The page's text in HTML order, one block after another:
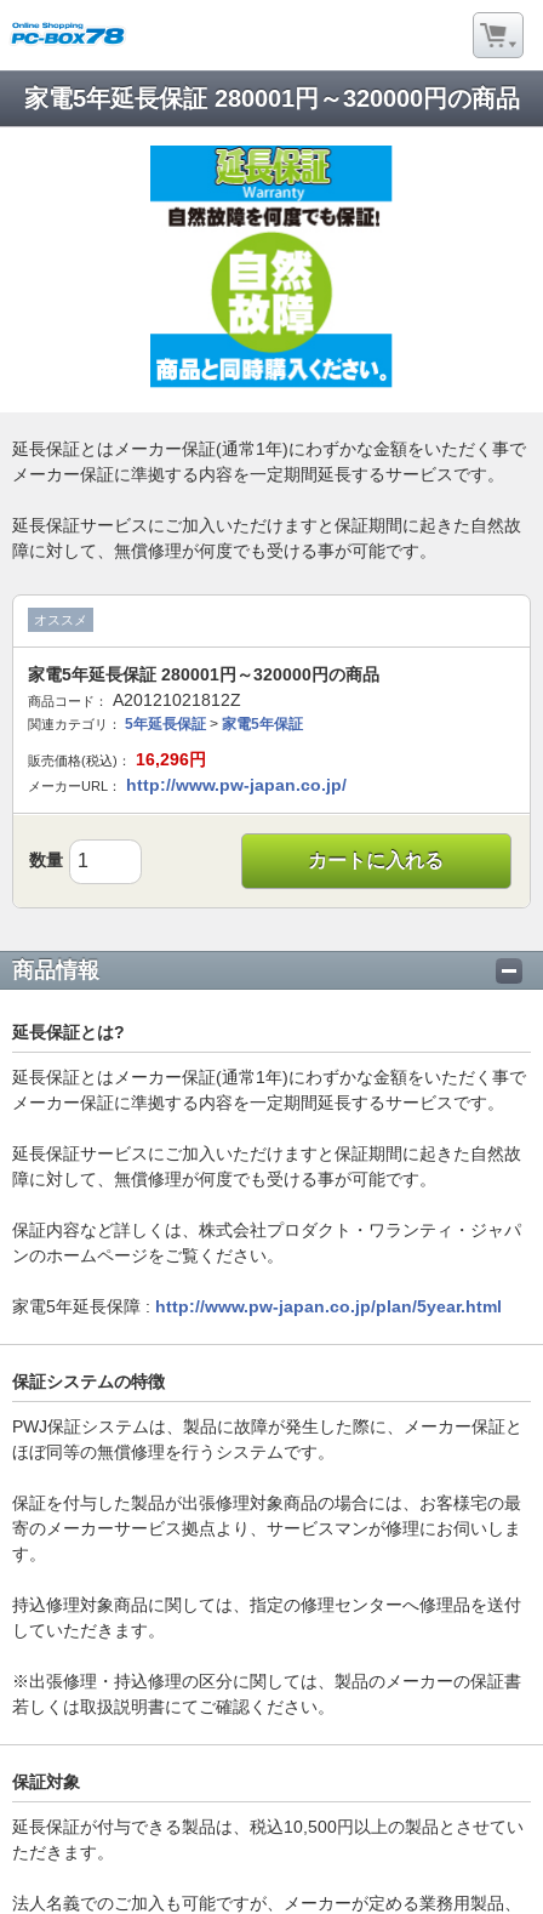
家電5年延長保証 280001円～320000円の商品
延長保証とはメーカー保証(通常1年)にわずかな金額をいただく事で
メーカー保証に準拠する内容を一定期間延長するサービスです。
延長保証サービスにご加入いただけますと保証期間に起きた自然故
障に対して、無償修理が何度でも受ける事が可能です。
オススメ
家電5年延長保証 280001円～320000円の商品
商品コード： A20121021812Z
関連カテゴリ： 5年延長保証 > 家電5年保証
販売価格(税込)： 16,296円
メーカーURL： http://www.pw-japan.co.jp/
数量 カートに入れる
商品情報
延長保証とは?
延長保証とはメーカー保証(通常1年)にわずかな金額をいただく事で
メーカー保証に準拠する内容を一定期間延長するサービスです。
延長保証サービスにご加入いただけますと保証期間に起きた自然故
障に対して、無償修理が何度でも受ける事が可能です。
保証内容など詳しくは、株式会社プロダクト・ワランティ・ジャパ
ンのホームページをご覧ください。
家電5年延長保障 : http://www.pw-japan.co.jp/plan/5year.html
保証システムの特徴
PWJ保証システムは、製品に故障が発生した際に、メーカー保証と
ほぼ同等の無償修理を行うシステムです。
保証を付与した製品が出張修理対象商品の場合には、お客様宅の最
寄のメーカーサービス拠点より、サービスマンが修理にお伺いしま
す。
持込修理対象商品に関しては、指定の修理センターへ修理品を送付
していただきます。
※出張修理・持込修理の区分に関しては、製品のメーカーの保証書
若しくは取扱説明書にてご確認ください。
保証対象
延長保証が付与できる製品は、税込10,500円以上の製品とさせてい
ただきます。
法人名義でのご加入も可能ですが、メーカーが定める業務用製品、